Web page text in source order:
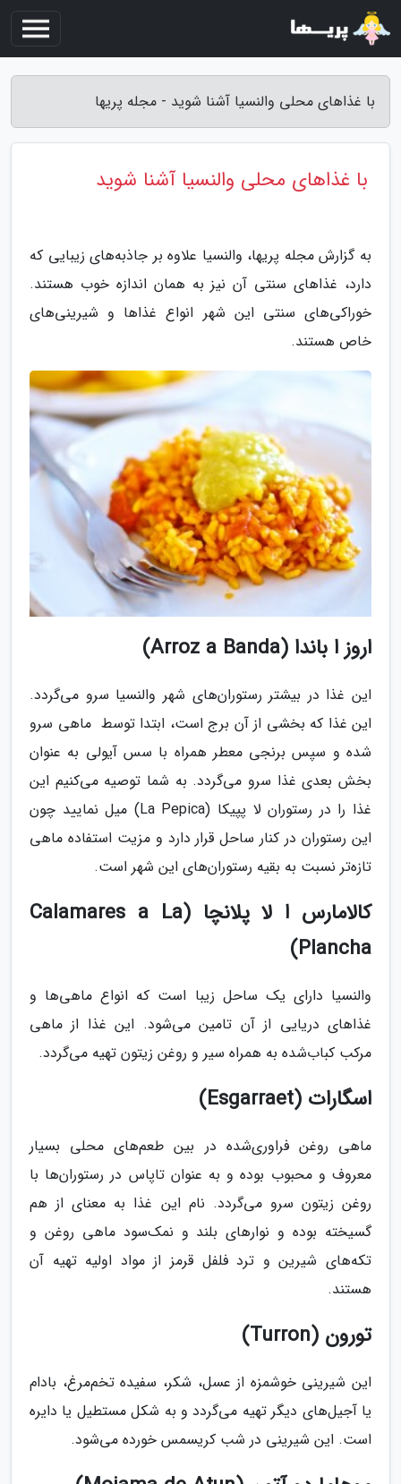
با غذاهای محلی والنسیا آشنا شوید - مجله پریها
با غذاهای محلی والنسیا آشنا شوید
به گزارش مجله پریها، والنسیا علاوه بر جاذبه‌های زیبایی که
دارد، غذاهای سنتی آن نیز به همان اندازه خوب هستند.
خوراکی‌های سنتی این شهر انواع غذاها و شیرینی‌های
خاص هستند.
اروز ا باندا (Arroz a Banda)
این غذا در بیشتر رستوران‌های شهر والنسیا سرو می‌گردد.
این غذا که بخشی از آن برج است، ابتدا توسط ماهی سرو
شده و سپس برنجی معطر همراه با سس آیولی به عنوان
بخش بعدی غذا سرو می‌گردد. به شما توصیه می‌کنیم این
غذا را در رستوران لا پپیکا (La Pepica) میل نمایید چون
این رستوران در کنار ساحل قرار دارد و مزیت استفاده ماهی
تازه‌تر نسبت به بقیه رستوران‌های این شهر است.
کالامارس ا لا پلانچا (Calamares a La
Plancha)
والنسیا دارای یک ساحل زیبا است که انواع ماهی‌ها و
غذاهای دریایی از آن تامین می‌شود. این غذا از ماهی
مرکب کباب‌شده به همراه سیر و روغن زیتون تهیه می‌گردد.
اسگارات (Esgarraet)
ماهی روغن فراوری‌شده در بین طعم‌های محلی بسیار
معروف و محبوب بوده و به عنوان تاپاس در رستوران‌ها با
روغن زیتون سرو می‌گردد. نام این غذا به معنای از هم
گسیخته بوده و نوارهای بلند و نمک‌سود ماهی روغن و
تکه‌های شیرین و ترد فلفل قرمز از مواد اولیه تهیه آن
هستند.
تورون (Turron)
این شیرینی خوشمزه از عسل، شکر، سفیده تخم‌مرغ، بادام
یا آجیل‌های دیگر تهیه می‌گردد و به شکل مستطیل یا دایره
است. این شیرینی در شب کریسمس خورده می‌شود.